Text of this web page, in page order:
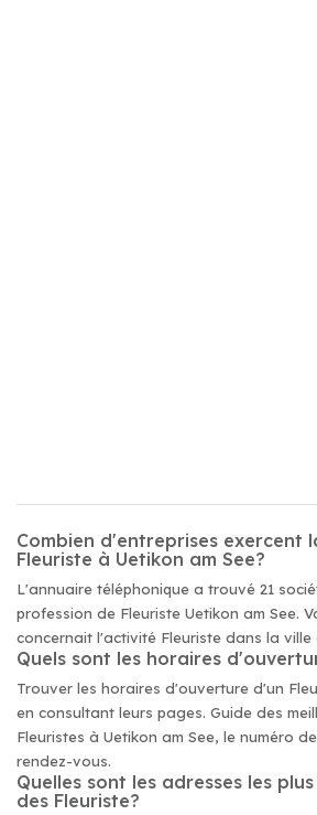
Combien d'entreprises exercent
Fleuriste à Uetikon am See?
L'annuaire téléphonique a trouvé 21
profession de Fleuriste Uetikon am See.
concernait l'activité Fleuriste dans la ville
Quels sont les horaires
Trouver les horaires d'ouverture d'un
en consultant leurs pages. Guide des
Fleuristes à Uetikon am See, le numéro
rendez-vous.
Quelles sont les adresses les
des Fleuriste?